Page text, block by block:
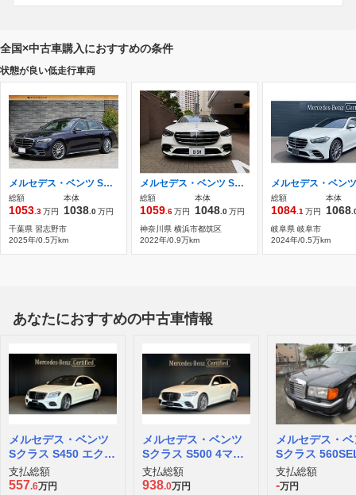
全国×中古車購入におすすめの条件
状態が良い低走行車両
メルセデス・ベンツ Sクラス S450d 4マチック AMGラインパッケージ(ISG) ディーゼルターボ 4WD MP202501 レザーエクスクルーシブPKG ドライバーズPK
総額
1053 .3万円
本体
1038 .0万円
千葉県 習志野市
2025年/0.5万km
メルセデス・ベンツ Sクラス S500 4マチック AMGラインパッケージ (ISG搭載モデル) 4WD MP202202
総額
1059 .6万円
本体
1048 .0万円
神奈川県 横浜市都筑区
2022年/0.9万km
総額
1084 .1 万円
本体
1068
岐阜県 岐阜市
2024年/0.5万km
あなたにおすすめの中古車情報
メルセデス・ベンツ
Sクラス S450 エクス
クルーシブ
支払総額
557.6万円
メルセデス・ベンツ
Sクラス S500 4マチ
ック AMGライン (IS
G搭載モデル) 4WD
支払総額
938.0万円
メルセデス・
Sクラス
支払総額
-万円